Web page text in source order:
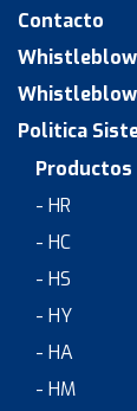
Contacto
Politica
Productos
- HR
- HC
- HS
- HY
- HA
- HM